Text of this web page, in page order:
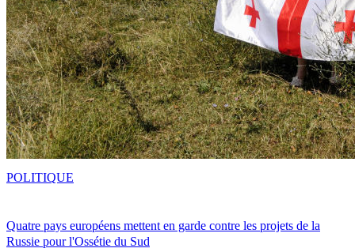
Quatre pays européens mettent en garde contre les projets de la
Russie pour l'Ossétie du Sud
POLITIQUE